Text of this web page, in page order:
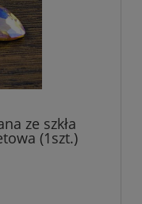
ze szkła
(1szt.)